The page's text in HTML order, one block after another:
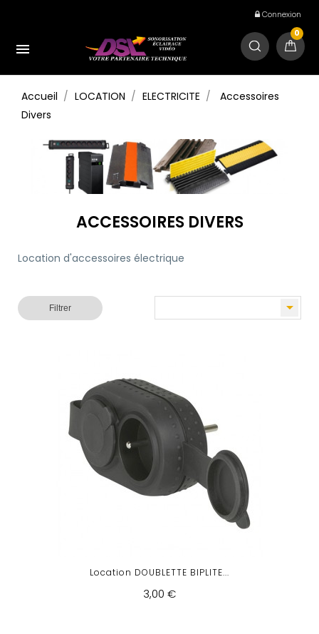
Connexion

0
Accueil LOCATION ELECTRICITE
Accessoires
Divers
ACCESSOIRES DIVERS
Location d'accessoires électrique

Filtrer
Location DOUBLETTE BIPLITE...
3,00 €